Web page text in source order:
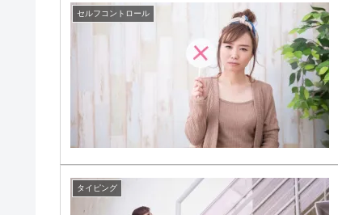
セルフコントロール
タイピング